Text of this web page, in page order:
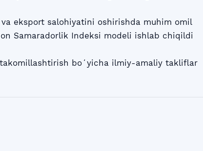
eksport salohiyatini oshirishda muhim omil
Samaradorlik Indeksi modeli ishlab chiqildi
boʻyicha ilmiy-amaliy takliflar